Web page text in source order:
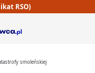
RSO)
smoleńskiej